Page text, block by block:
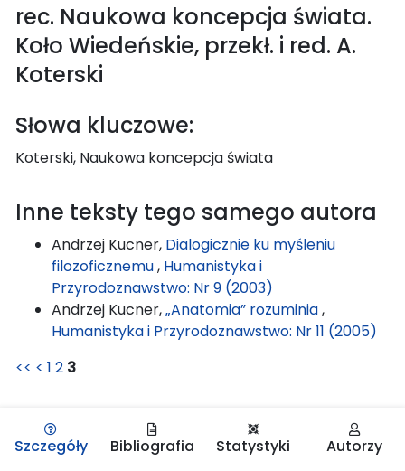
rec. Naukowa koncepcja świata.
Koło Wiedeńskie, przekł. i red. A.
Koterski
Słowa kluczowe:
Koterski, Naukowa koncepcja świata
Inne teksty tego samego autora
Andrzej Kucner, Dialogicznie ku myśleniu
filozoficznemu, Humanistyka i
Przyrodoznawstwo: Nr 9 (2003)
Andrzej Kucner,„Anatomia” rozuminia,
Humanistyka i Przyrodoznawstwo: Nr 11 (2005)
<< < 1 2 3
Szczegóły Bibliografia Statystyki Autorzy